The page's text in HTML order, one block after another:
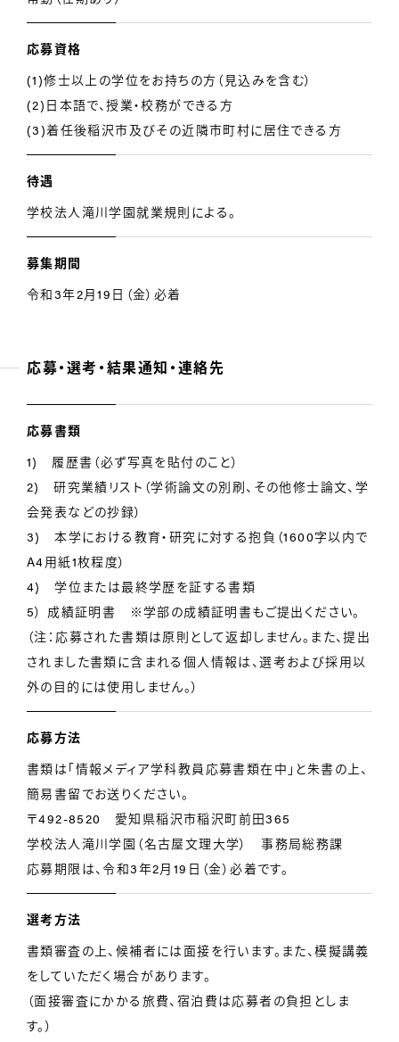
応募資格
(1)修士以上の学位をお持ちの方（見込みを含む）
(2)日本語で、授業・校務ができる方
(3)着任後稲沢市及びその近隣市町村に居住できる方
待遇
学校法人滝川学園就業規則による。
募集期間
令和3年2月19日（金）必着
応募・選考・結果通知・連絡先
応募書類
1) 履歴書（必ず写真を貼付のこと）
2) 研究業績リスト（学術論文の別刷、その他修士論文、学
会発表などの抄録）
3) 本学における教育・研究に対する抱負（1600字以内で
A4用紙1枚程度）
4) 学位または最終学歴を証する書類
5） 成績証明書 ※学部の成績証明書もご提出ください。
（注：応募された書類は原則として返却しません。また、提出
されました書類に含まれる個人情報は、選考および採用以
外の目的には使用しません。）
応募方法
書類は「情報メディア学科教員応募書類在中」と朱書の上、
簡易書留でお送りください。
〒492-8520 愛知県稲沢市稲沢町前田365
学校法人滝川学園（名古屋文理大学） 事務局総務課
応募期限は、令和3年2月19日（金）必着です。
選考方法
書類審査の上、候補者には面接を行います。また、模擬講義
をしていただく場合があります。
（面接審査にかかる旅費、宿泊費は応募者の負担としま
す。）